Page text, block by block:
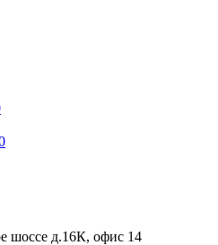
шоссе д.16К, офис 14